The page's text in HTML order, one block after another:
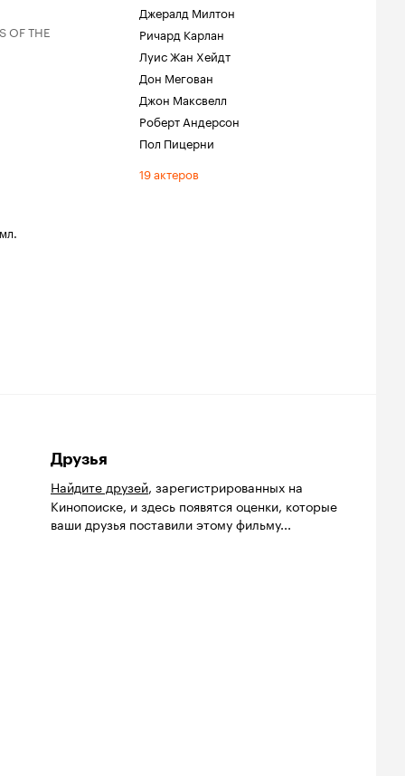
OF THE
Джералд Милтон
Ричард Карлан
Луис Жан Хейдт
Дон Мегован
Джон Максвелл
Роберт Андерсон
Пол Пицерни
19 актеров
Друзья
Найдите друзей, зарегистрированных на
Кинопоиске, и здесь появятся оценки, которые
ваши друзья поставили этому фильму...